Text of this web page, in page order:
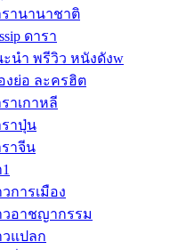
รานานาชาติ
ดารา
ะนำ พรีวิว หนังดังw
งย่อ ละครฮิต
าเกาหลี
ราปุ่น
าจีน
การเมือง
อาชญากรรม
แปลก